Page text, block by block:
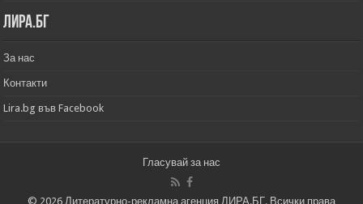
Лира.бг
За нас
Контакти
Lira.bg във Facebook
Гласувай за нас
© 2026 Литературно-рекламна агенция ЛИРА.БГ. Всички права